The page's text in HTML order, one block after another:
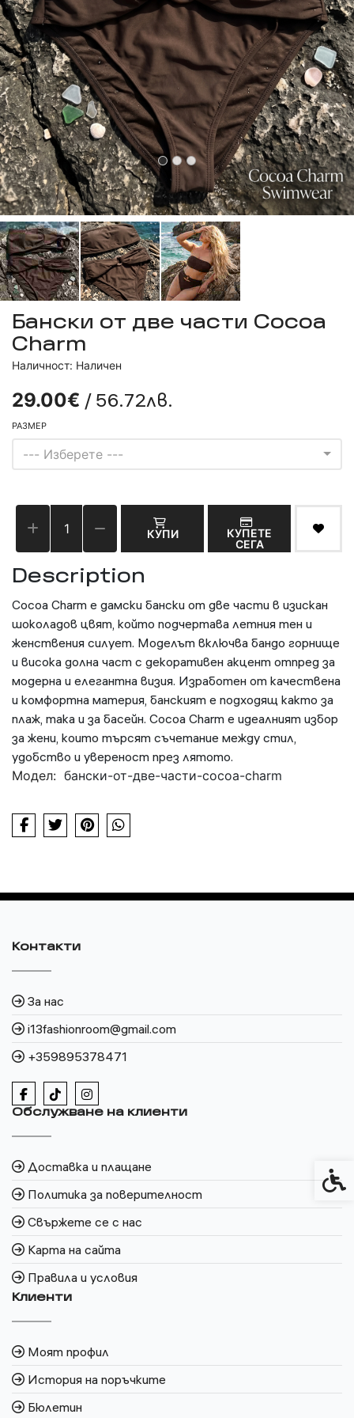
Бански от две части Cocoa
Charm
Наличност: Наличен
29.00€ / 56.72лв.
РАЗМЕР
--- Изберете ---
КУПИ
КУПЕТЕ
СЕГА
Description
Cocoa Charm е дамски бански от две части в изискан
шоколадов цвят, който подчертава летния тен и
женствения силует. Моделът включва бандо горнище
и висока долна част с декоративен акцент отпред за
модерна и елегантна визия. Изработен от качествена
и комфортна материя, банският е подходящ както за
плаж, така и за басейн. Cocoa Charm е идеалният избор
за жени, които търсят съчетание между стил,
удобство и увереност през лятото.
Модел: бански-от-две-части-cocoa-charm
Контакти
За нас
i13fashionroom@gmail.com
+359895378471
Обслужване на клиенти
Доставка и плащане
Политика за поверителност
Свържете се с нас
Карта на сайта
Правила и условия
Клиенти
Моят профил
История на поръчките
Бюлетин